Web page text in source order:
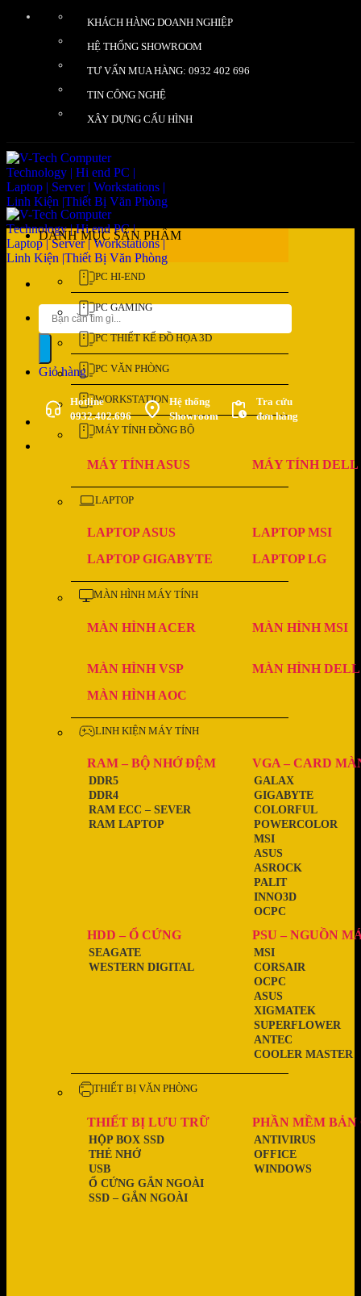
KHÁCH HÀNG DOANH NGHIỆP
HỆ THỐNG SHOWROOM
TƯ VẤN MUA HÀNG: 0932 402 696
TIN CÔNG NGHỆ
XÂY DỰNG CẤU HÌNH
Tìm
kiếm:
Giỏ hàng
Hotline
0932.402.696
Hệ thống
Showroom
Tra cứu
đơn hàng
DANH MỤC SẢN PHẨM
PC HI-END
PC GAMING
PC THIẾT KẾ ĐỒ HỌA 3D
PC VĂN PHÒNG
WORKSTATION
MÁY TÍNH ĐỒNG BỘ
MÁY TÍNH ASUS MÁY TÍNH DELL
LAPTOP
LAPTOP ASUS
LAPTOP MSI
LAPTOP GIGABYTE
LAPTOP LG
MÀN HÌNH MÁY TÍNH
MÀN HÌNH ACER MÀN HÌNH MSI
MÀN HÌNH VSP
MÀN HÌNH DELL
MÀN HÌNH AOC
LINH KIỆN MÁY TÍNH
RAM – BỘ NHỚ ĐỆM
RAM LAPTOP
RAM ECC – SEVER
DDR4
DDR5
VGA – CARD
OCPC
INNO3D
PALIT
ASROCK
ASUS
MSI
POWERCOLOR
COLORFUL
GIGABYTE
GALAX
HDD – Ổ CỨNG
WESTERN DIGITAL
SEAGATE
PSU – NGUỒN
COOLER MASTER
ANTEC
SUPERFLOWER
XIGMATEK
ASUS
OCPC
CORSAIR
MSI
THIẾT BỊ VĂN PHÒNG
THIẾT BỊ LƯU TRỮ
SSD – GẮN NGOÀI
Ổ CỨNG GẮN NGOÀI
USB
THẺ NHỚ
HỘP BOX SSD
PHẦN MỀM BẢN
WINDOWS
OFFICE
ANTIVIRUS